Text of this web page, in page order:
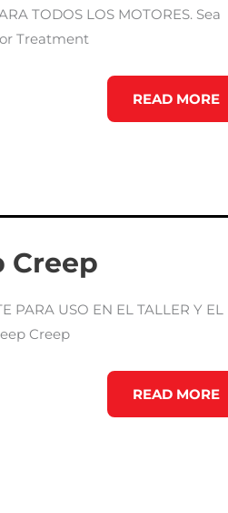
TODOS LOS MOTORES. Sea
Treatment
SEA
MOTOR
READ MORE
Creep
PARA USO EN EL TALLER Y EL
Creep
DEEP
READ MORE